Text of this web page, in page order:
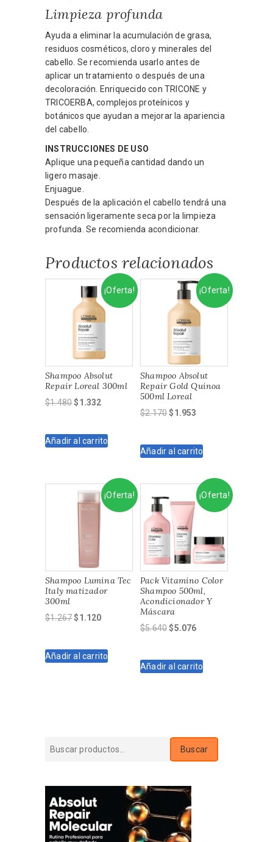
Limpieza profunda
Ayuda a eliminar la acumulación de grasa,
residuos cosméticos, cloro y minerales del
cabello. Se recomienda usarlo antes de
aplicar un tratamiento o después de una
decoloración. Enriquecido con TRICONE y
TRICOERBA, complejos proteínicos y
botánicos que ayudan a mejorar la apariencia
del cabello.
INSTRUCCIONES DE USO
Aplique una pequeña cantidad dando un
ligero masaje.
Enjuague.
Después de la aplicación el cabello tendrá una
sensación ligeramente seca por la limpieza
profunda. Se recomienda acondicionar.
Productos relacionados
¡Oferta!
Shampoo Absolut
Repair Loreal 300ml
$1.480El
era:
$1.332
es:
Añadir al carrito
¡Oferta!
Shampoo Absolut
Repair Gold Quinoa
500ml Loreal
$2.170El
era:
$1.953
es:
Añadir al carrito
¡Oferta!
Shampoo Lumina Tec
Italy matizador
300ml
$1.267El
era:
$1.120El
es:
Añadir al carrito
¡Oferta!
Pack Vitamino Color
Shampoo 500ml,
Acondicionador Y
Máscara
$5.640El
era:
$5.076El
es:
Añadir al carrito
Buscar
Buscar